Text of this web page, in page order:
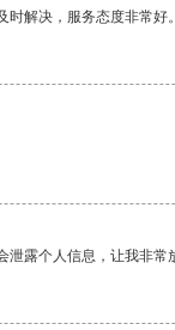
解决，服务态度非常好。
露个人信息，让我非常